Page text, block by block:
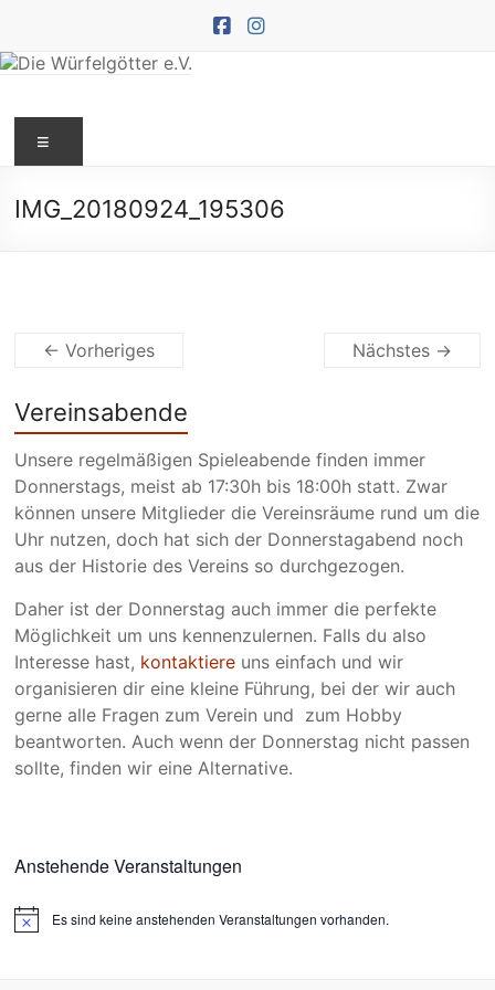
springen
Würfelgötter
e.V.
IMG_20180924_195306
← Vorheriges Nächstes →
Vereinsabende
Unsere regelmäßigen Spieleabende finden immer
Donnerstags, meist ab 17:30h bis 18:00h statt. Zwar
können unsere Mitglieder die Vereinsräume rund um die
Uhr nutzen, doch hat sich der Donnerstagabend noch
aus der Historie des Vereins so durchgezogen.
Daher ist der Donnerstag auch immer die perfekte
Möglichkeit um uns kennenzulernen. Falls du also
Interesse hast, kontaktiere uns einfach und wir
organisieren dir eine kleine Führung, bei der wir auch
gerne alle Fragen zum Verein und zum Hobby
beantworten. Auch wenn der Donnerstag nicht passen
sollte, finden wir eine Alternative.
Anstehende Veranstaltungen
H
Es sind keine anstehenden Veranstaltungen vorhanden.